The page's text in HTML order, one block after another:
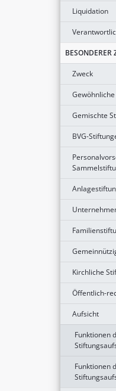
Liquidation
BESONDERER
Zweck
Gemischte
BVG-
Kirchliche
Öffentlich-
Aufsicht
Funktionen
Funktionen